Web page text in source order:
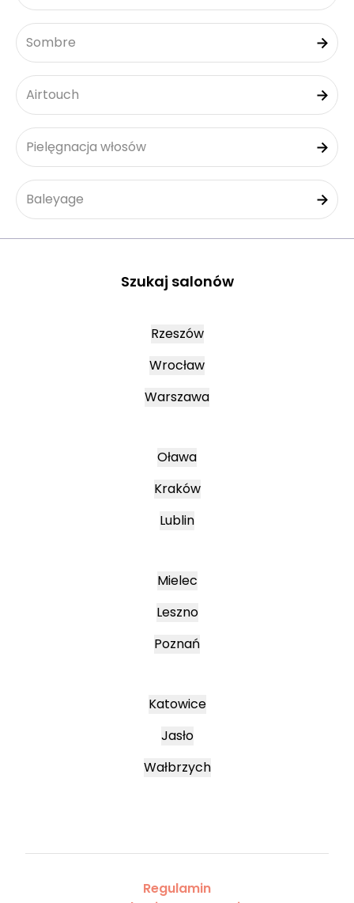
Sombre
Airtouch
Pielęgnacja włosów
Baleyage
Szukaj salonów
Rzeszów
Wrocław
Warszawa
Oława
Kraków
Lublin
Mielec
Leszno
Poznań
Katowice
Jasło
Wałbrzych
Regulamin